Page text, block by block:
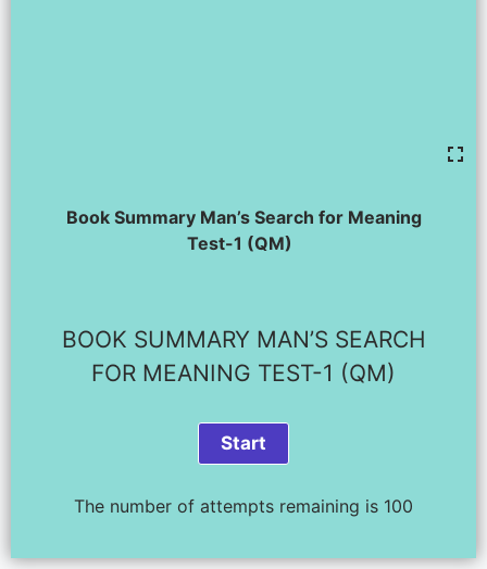
Book Summary Man’s Search for Meaning
Test-1 (QM)
BOOK SUMMARY MAN’S SEARCH
FOR MEANING TEST-1 (QM)
The number of attempts remaining is 100